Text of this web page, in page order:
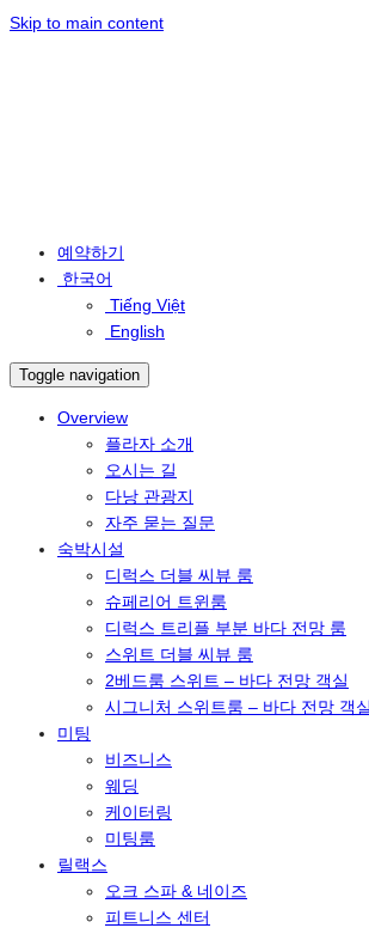
Skip to main content
예약하기
한국어
Tiếng Việt
English
Toggle navigation
Overview
플라자 소개
오시는 길
다낭 관광지
자주 묻는 질문
숙박시설
디럭스 더블 씨뷰 룸
슈페리어 트윈룸
디럭스 트리플 부분 바다 전망 룸
스위트 더블 씨뷰 룸
2베드룸 스위트 – 바다 전망 객실
시그니처 스위트룸 – 바다 전망 객실
미팅
비즈니스
웨딩
케이터링
미팅룸
릴랙스
오크 스파 & 네이즈
피트니스 센터